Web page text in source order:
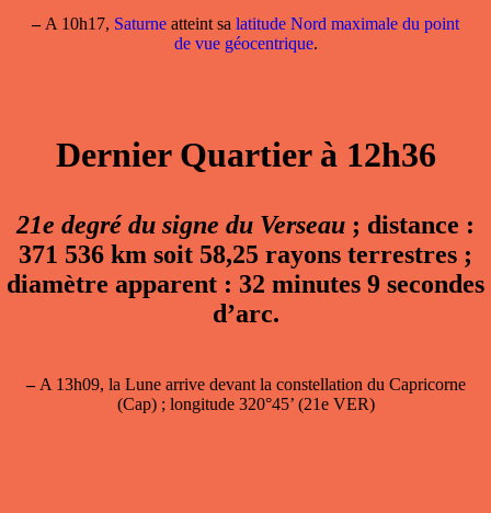
–A 10h17, Saturne atteint sa latitude Nord maximale du point
de vue géocentrique.
Dernier Quartier à 12h36
21e degré du signe du Verseau ; distance :
371 536 km soit 58,25 rayons terrestres ;
diamètre apparent : 32 minutes 9 secondes
d’arc.
–A 13h09, la Lune arrive devant la constellation du Capricorne
(Cap) ; longitude 320°45’ (21e VER)